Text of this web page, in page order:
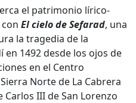
el patrimonio lírico-
El cielo de Sefarad, una
la tragedia de la
1492 desde los ojos de
en el Centro
Norte de La Cabrera
Carlos III de San Lorenzo